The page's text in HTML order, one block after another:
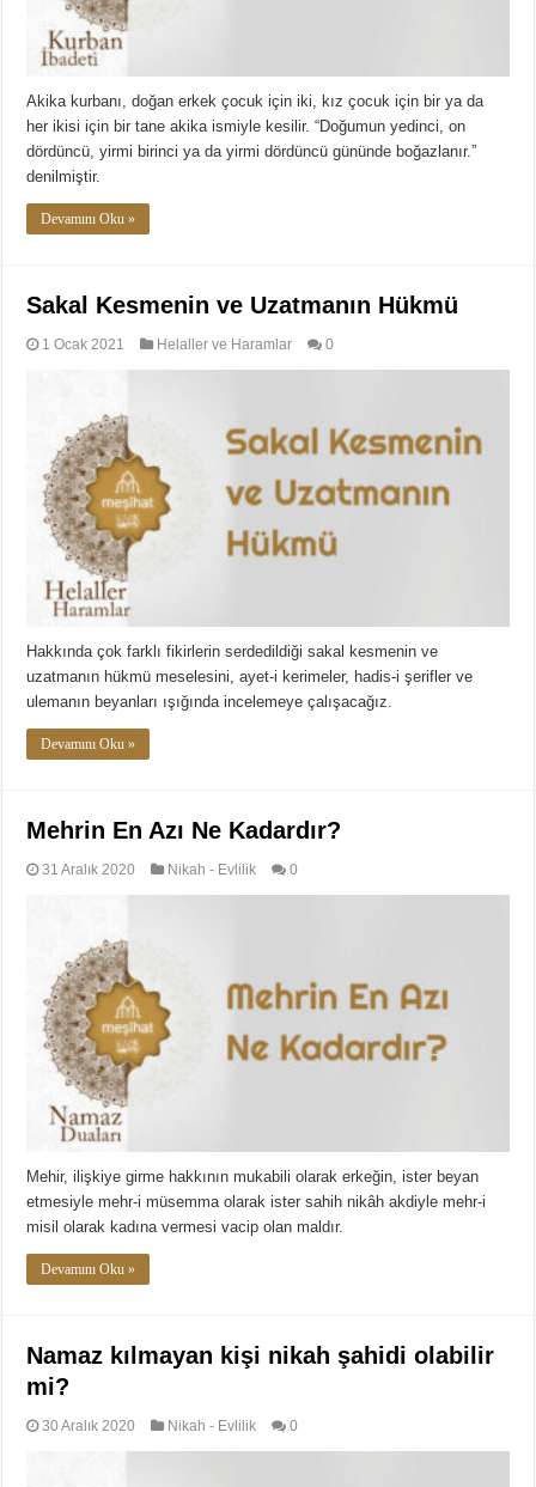
Akika kurbanı, doğan erkek çocuk için iki, kız çocuk için bir ya da
her ikisi için bir tane akika ismiyle kesilir. “Doğumun yedinci, on
dördüncü, yirmi birinci ya da yirmi dördüncü gününde boğazlanır.”
denilmiştir.
Devamını Oku »
Sakal Kesmenin ve Uzatmanın Hükmü
1 Ocak 2021 Helaller ve Haramlar 0
Hakkında çok farklı fikirlerin serdedildiği sakal kesmenin ve
uzatmanın hükmü meselesini, ayet-i kerimeler, hadis-i şerifler ve
ulemanın beyanları ışığında incelemeye çalışacağız.
Devamını Oku »
Mehrin En Azı Ne Kadardır?
31 Aralık 2020 Nikah - Evlilik 0
Mehir, ilişkiye girme hakkının mukabili olarak erkeğin, ister beyan
etmesiyle mehr-i müsemma olarak ister sahih nikâh akdiyle mehr-i
misil olarak kadına vermesi vacip olan maldır.
Devamını Oku »
Namaz kılmayan kişi nikah şahidi olabilir
mi?
30 Aralık 2020 Nikah - Evlilik 0